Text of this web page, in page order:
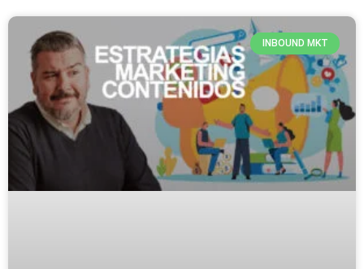
INBOUND MKT